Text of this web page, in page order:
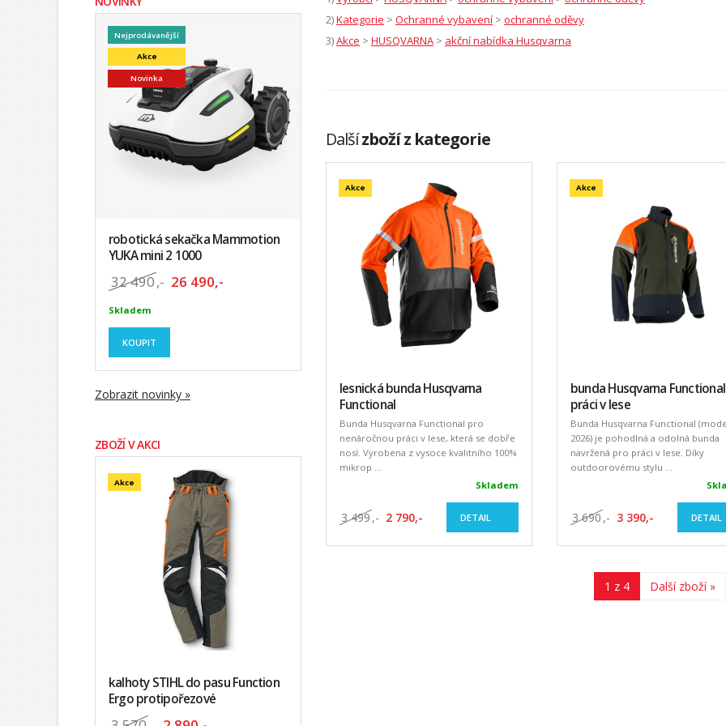
Nejprodávanější
Akce
Novinka
robotická sekačka Mammotion
YUKA mini 2 1000
32 490,- 26 490,-
Skladem
KOUPIT
Zobrazit novinky »
ZBOŽÍ V AKCI
Akce
kalhoty STIHL do pasu Function
Ergo protipořezové
2)Kategorie > Ochranné vybavení > ochranné oděvy
3)Akce > HUSQVARNA > akční nabídka Husqvarna
Dalšízboží z kategorie
Akce
lesnická bunda Husqvarna
Functional
Bunda Husqvarna Functional pro
nenáročnou práci v lese, která se dobře
nosí. Vyrobena z vysoce kvalitního 100%
mikrop ...
Skladem
3 499 ,- 2 790,- DETAIL
Akce
bunda Husqvarna
práci v lese
Bunda Husqvarna Functional
2026) je pohodlná a odolná bunda
navržená pro práci v lese. Díky
outdoorovému stylu ...
3 690 ,- 3 390,- DETAIL
1 z 4 Další zboží »